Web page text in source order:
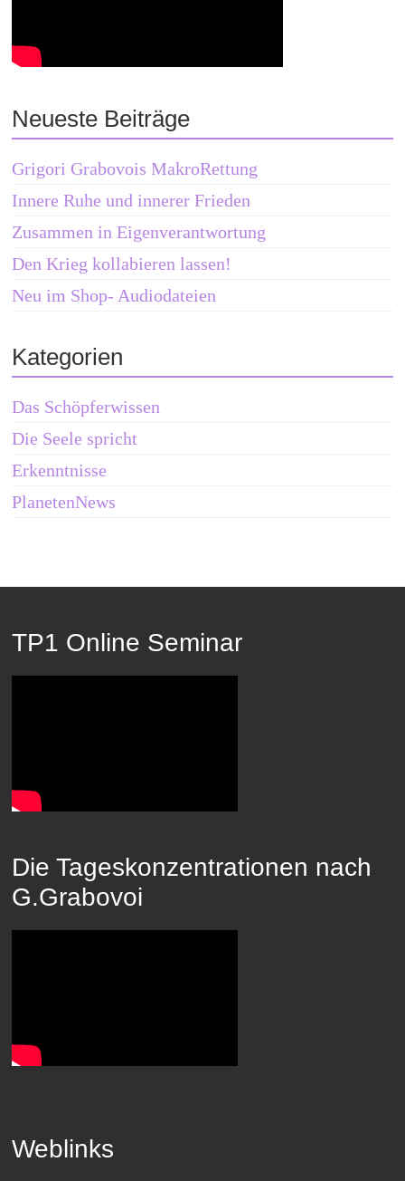
Neueste Beiträge
Grigori Grabovois MakroRettung
Innere Ruhe und innerer Frieden
Zusammen in Eigenverantwortung
Den Krieg kollabieren lassen!
Neu im Shop- Audiodateien
Kategorien
Das Schöpferwissen
Die Seele spricht
Erkenntnisse
PlanetenNews
TP1 Online Seminar
Die Tageskonzentrationen nach
G.Grabovoi
Weblinks